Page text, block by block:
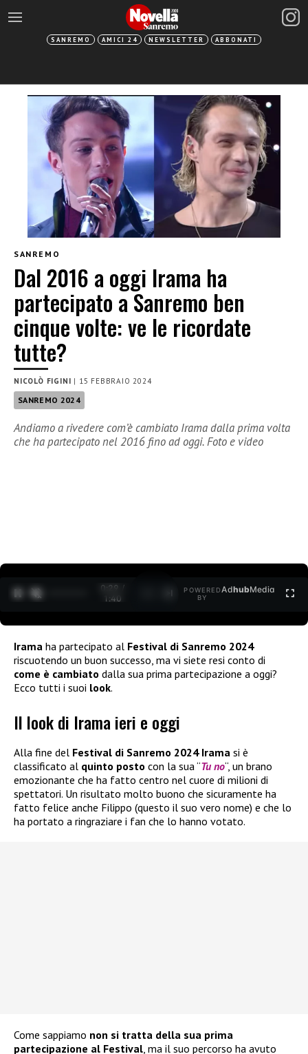
SANREMO AMICI 24 NEWSLETTER ABBONATI
SANREMO
Dal 2016 a oggi Irama ha
partecipato a Sanremo ben
cinque volte: ve le ricordate
tutte?
NICOLÒ FIGINI | 15 FEBBRAIO 2024
SANREMO 2024
Andiamo a rivedere com’è cambiato Irama dalla prima volta
che ha partecipato nel 2016 fino ad oggi. Foto e video
0:30 /
1:40
POWERED
BY
AdhubMedia
Irama ha partecipato al Festival di Sanremo 2024
riscuotendo un buon successo, ma vi siete resi conto di
come è cambiato dalla sua prima partecipazione a oggi?
Ecco tutti i suoi look.
Il look di Irama ieri e oggi
Alla fine del Festival di Sanremo 2024 Irama si è
classificato al quinto posto con la sua “Tu no“, un brano
emozionante che ha fatto centro nel cuore di milioni di
spettatori. Un risultato molto buono che sicuramente ha
fatto felice anche Filippo (questo il suo vero nome) e che lo
ha portato a ringraziare i fan che lo hanno votato.
Come sappiamo non si tratta della sua prima
partecipazione al Festival, ma il suo percorso ha avuto